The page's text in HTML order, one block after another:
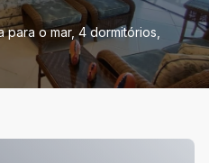
para o mar, 4 dormitórios,